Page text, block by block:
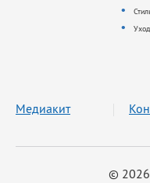
Уход
©
Медиакит